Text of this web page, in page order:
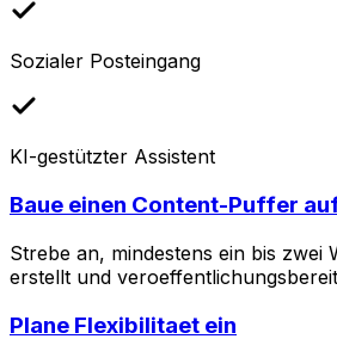
Sozialer Posteingang
KI-gestützter Assistent
Baue einen Content-Puffer
Strebe an, mindestens ein bis zwei
erstellt und
Plane Flexibilitaet ein